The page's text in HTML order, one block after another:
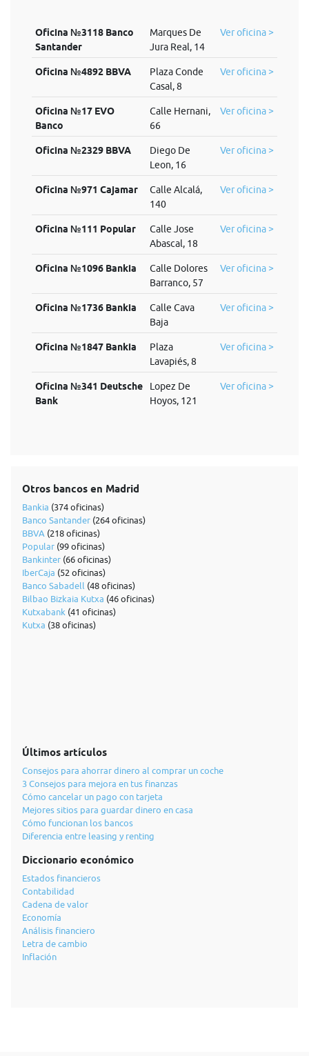
Oficina №3118 Banco
Santander
Marques De
Jura Real, 14
Ver oficina >
Oficina №4892 BBVA
Plaza Conde
Casal, 8
Ver oficina >
Oficina №17 EVO
Banco
Calle Hernani,
66
Ver oficina >
Oficina №2329 BBVA
Diego De
Leon, 16
Ver oficina >
Oficina №971 Cajamar
Calle Alcalá,
140
Ver oficina >
Oficina №111 Popular
Calle Jose
Abascal, 18
Ver oficina >
Oficina №1096 Bankia
Calle Dolores
Barranco, 57
Ver oficina >
Oficina №1736 Bankia
Calle Cava
Baja
Ver oficina >
Oficina №1847 Bankia
Plaza
Lavapiés, 8
Ver oficina >
Oficina №341 Deutsche
Bank
Lopez De
Hoyos, 121
Ver oficina >
Otros bancos en Madrid
Bankia (374 oficinas)
Banco Santander (264 oficinas)
BBVA (218 oficinas)
Popular (99 oficinas)
Bankinter (66 oficinas)
IberCaja (52 oficinas)
Banco Sabadell (48 oficinas)
Bilbao Bizkaia Kutxa (46 oficinas)
Kutxabank (41 oficinas)
Kutxa (38 oficinas)
Últimos artículos
Consejos para ahorrar dinero al comprar un coche
3 Consejos para mejora en tus finanzas
Cómo cancelar un pago con tarjeta
Mejores sitios para guardar dinero en casa
Cómo funcionan los bancos
Diferencia entre leasing y renting
Diccionario económico
Estados financieros
Contabilidad
Cadena de valor
Economía
Análisis financiero
Letra de cambio
Inflación